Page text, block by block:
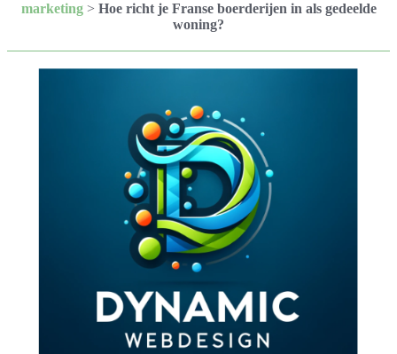
marketing> Hoe richt je Franse boerderijen in als gedeelde
woning?